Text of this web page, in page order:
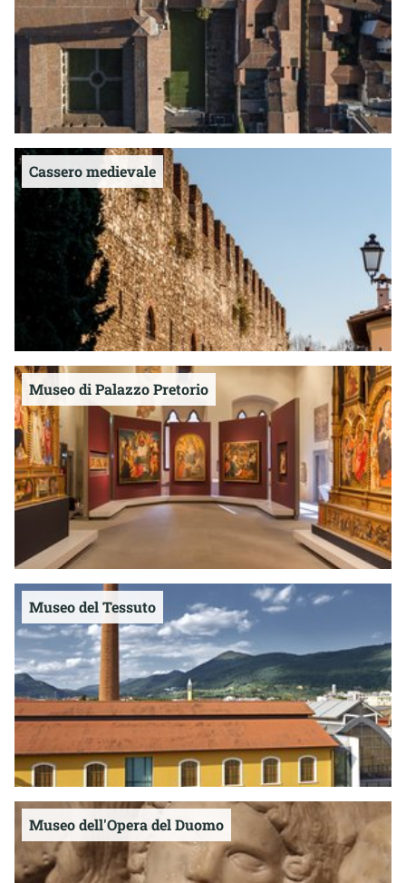
Cassero medievale
Museo di Palazzo Pretorio
Museo del Tessuto
Museo dell'Opera del Duomo